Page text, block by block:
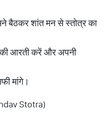
बैठकर शांत मन से स्तोत्र का
आरती करें और अपनी
मांगे।
Stotra)